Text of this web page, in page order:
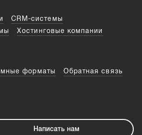
CRM-системы
Хостинговые компании
форматы
Обратная связь
Написать нам